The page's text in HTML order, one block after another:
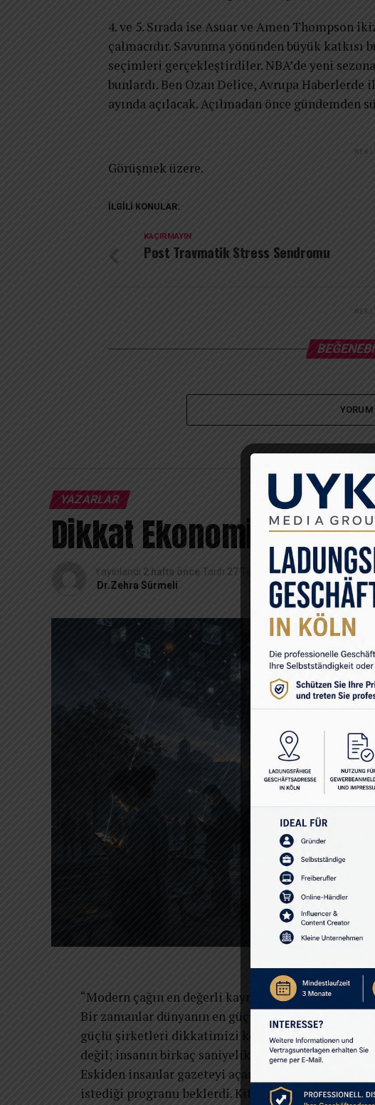
4. ve 5. Sırada ise Asuar ve Amen Thompson
çalmacıdır. Savunma yönünden büyük
seçimleri gerçekleştirdiler. NBA’de yeni
bunlardı. Ben Ozan Delice, Avrupa
ayında açılacak. Açılmadan önce gündemden
Görüşmek üzere.
İLGILI KONULAR:
KAÇIRMAYIN
Post Travmatik Stress Sendromu
YAZARLAR
Dikkat Ekonomisi:
Yayınlandı 2 hafta önce Tarih 27 Temmuz 2026
Dr.Zehra Sürmeli
“Modern çağın en değerli kaynağı petrol değil,
Bir zamanlar dünyanın en güçlü şirketleri petrolü
güçlü şirketleri dikkatimizi kontrol ediyor. Çünkü
değil; insanın birkaç saniyelik dikkatidir.
Eskiden insanlar gazeteyi açar, okumak istedikleri
istediği programı beklerdi. Kitabı eline alır,